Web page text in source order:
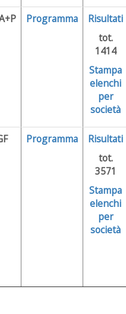
Programma
Risultati
tot.
1414
Stampa
elenchi
per
società
Programma
Risultati
tot.
3571
Stampa
elenchi
per
società